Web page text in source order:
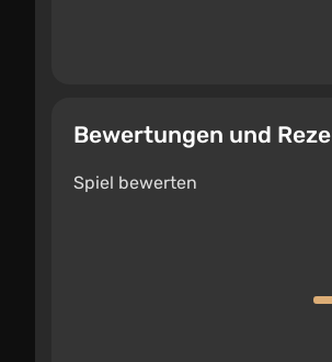
Bewertungen und
Spiel bewerten